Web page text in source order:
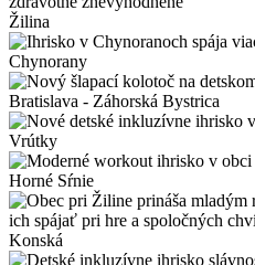
Žilina
Chynorany
Bratislava - Záhorská Bystrica
Vrútky
Horné Sŕnie
Konská